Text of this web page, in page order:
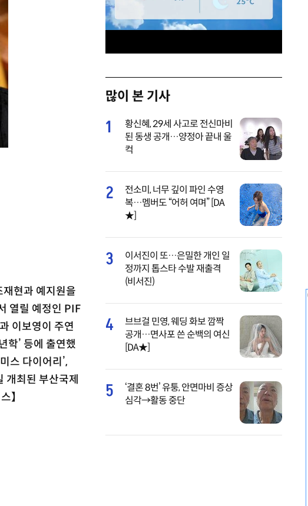
현과 예지원을
열릴 예정인 PIF
이보영이 주연
학’ 등에 출연했
스 다이어리’,
개최된 부산국제
】
t
e
많이 본 기사
1
황신혜, 29세 사고로 전신마비
된 동생 공개…양정아 끝내 울
컥
2
전소미, 너무 깊이 파인 수영
복…멤버도 “어허 여며” [DA
★]
3
이서진이 또…은밀한 개인 일
정까지 톱스타 수발 재출격
(비서진)
4
브브걸 민영, 웨딩 화보 깜짝
공개…면사포 쓴 순백의 여신
[DA★]
5
‘결혼 8번’ 유퉁, 안면마비 증상
심각→활동 중단